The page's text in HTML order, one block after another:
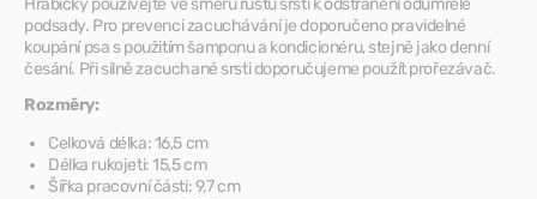
Hrabičky používejte ve směru růstu srsti k odstranění odumřelé
podsady. Pro prevenci zacuchávání je doporučeno pravidelné
koupání psa s použitím šamponu a kondicionéru, stejně jako denní
česání. Při silně zacuchané srsti doporučujeme použít prořezávač.
Rozměry:
Celková délka: 16,5 cm
Délka rukojeti: 15,5 cm
Šířka pracovní části: 9,7 cm